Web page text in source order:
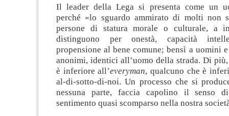
Il leader della Lega si presenta come un
perché «lo sguardo ammirato di molti non
persone di statura morale o culturale, a
distinguono per onestà, capacità
propensione al bene comune; bensì a uomini
anonimi, identici all’uomo della strada. Di
è inferiore all’everyman, qualcuno che è
al-di-sotto-di-noi. Un processo che si
nessuna parte, faccia capolino il senso
sentimento quasi scomparso nella nostra